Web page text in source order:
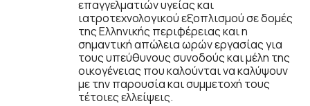
επαγγελματιών υγείας και
ιατροτεχνολογικού εξοπλισμού σε δομές
της Ελληνικής περιφέρειας και η
σημαντική απώλεια ωρών εργασίας για
τους υπεύθυνους συνοδούς και μέλη της
οικογένειας που καλούνται να καλύψουν
με την παρουσία και συμμετοχή τους
τέτοιες ελλείψεις.